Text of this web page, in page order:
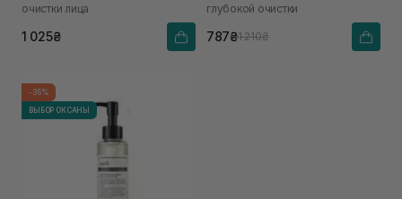
очистки лица
1 025₴
глубокой очистки
787₴1 210₴
-35%
ВЫБОР ОКСАНЫ